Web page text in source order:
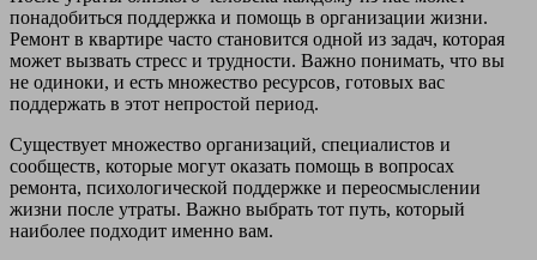
понадобиться поддержка и помощь в организации жизни.
Ремонт в квартире часто становится одной из задач, которая
может вызвать стресс и трудности. Важно понимать, что вы
не одиноки, и есть множество ресурсов, готовых вас
поддержать в этот непростой период.
Существует множество организаций, специалистов и
сообществ, которые могут оказать помощь в вопросах
ремонта, психологической поддержке и переосмыслении
жизни после утраты. Важно выбрать тот путь, который
наиболее подходит именно вам.